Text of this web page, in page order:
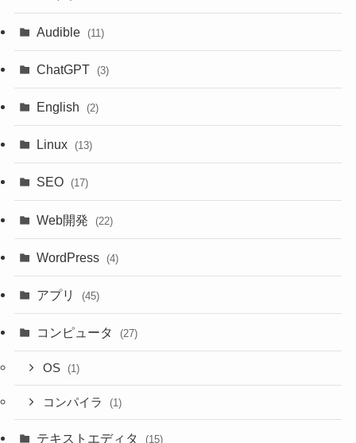
Audible (11)
ChatGPT (3)
English (2)
Linux (13)
SEO (17)
Web開発 (22)
WordPress (4)
アプリ (45)
コンピュータ (27)
OS (1)
コンパイラ (1)
テキストエディタ (15)